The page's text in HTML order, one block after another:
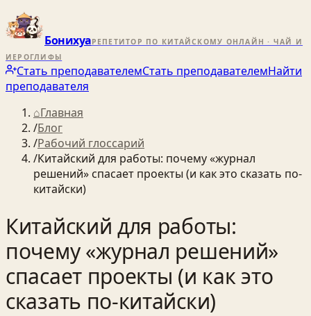
БонихуаРЕПЕТИТОР ПО КИТАЙСКОМУ ОНЛАЙН · ЧАЙ И
ИЕРОГЛИФЫ
Стать преподавателемСтать преподавателемНайти
преподавателя
⌂Главная
/Блог
/Рабочий глоссарий
/Китайский для работы: почему «журнал
решений» спасает проекты (и как это сказать по-
китайски)
Китайский для работы:
почему «журнал решений»
спасает проекты (и как это
сказать по-китайски)